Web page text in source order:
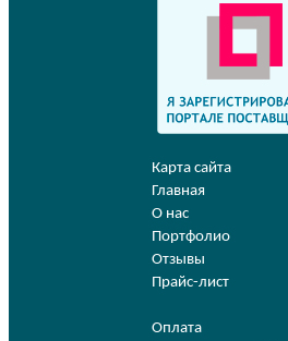
Карта сайта
Главная
О нас
Портфолио
Отзывы
Прайс-лист
Оплата